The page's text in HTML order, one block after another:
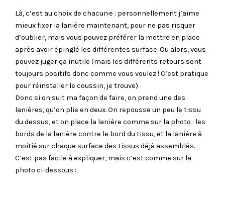
Là, c’est au choix de chacun·e : personnellement j’aime
mieux fixer la lanière maintenant, pour ne pas risquer
d’oublier, mais vous pouvez préférer la mettre en place
après avoir épinglé les différentes surface. Ou alors, vous
pouvez juger ça inutile (mais les différents retours sont
toujours positifs donc comme vous voulez ! C’est pratique
pour réinstaller le coussin, je trouve).
Donc si on suit ma façon de faire, on prend une des
lanières, qu’on plie en deux. On repousse un peu le tissu
du dessus, et on place la lanière comme sur la photo : les
bords de la lanière contre le bord du tissu, et la lanière à
moitié sur chaque surface des tissus déjà assemblés.
C’est pas facile à expliquer, mais c’est comme sur la
photo ci-dessous :